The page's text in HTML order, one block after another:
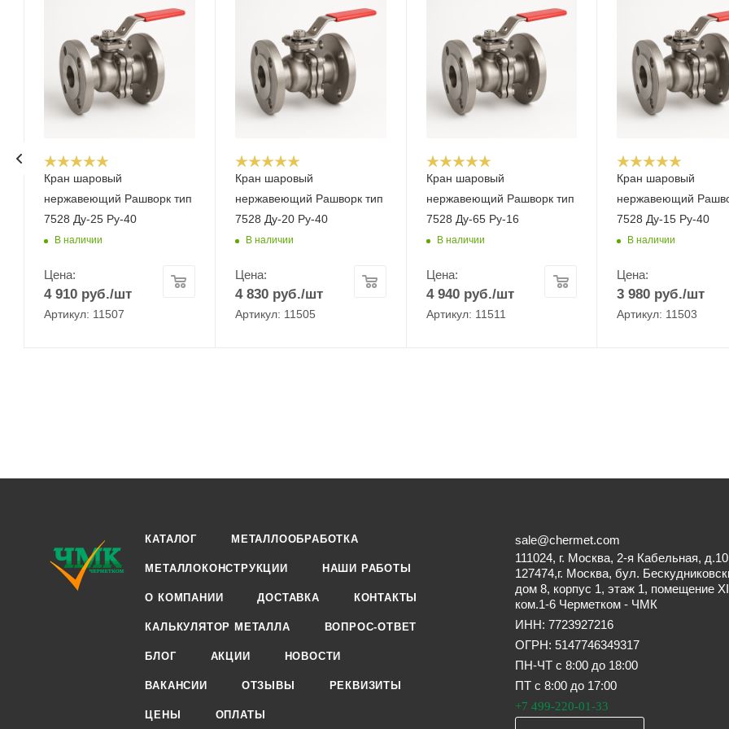
Кран шаровый
нержавеющий Рашворк тип
7528 Ду-25 Ру-40
В наличии
Цена:
4 910 руб./шт
Артикул: 11507
Кран шаровый
нержавеющий Рашворк тип
7528 Ду-20 Ру-40
В наличии
Цена:
4 830руб./шт
Артикул: 11505
Кран шаровый
нержавеющий Рашворк тип
7528 Ду-65 Ру-16
В наличии
Цена:
4 940руб./шт
Артикул: 11511
Кран шаровый
нержавеющий
7528 Ду-15 Ру-40
В наличии
Цена:
3 980 руб./шт
Артикул: 11503
КАТАЛОГ МЕТАЛЛООБРАБОТКА
МЕТАЛЛОКОНСТРУКЦИИ НАШИ РАБОТЫ
О КОМПАНИИ ДОСТАВКА КОНТАКТЫ
КАЛЬКУЛЯТОР МЕТАЛЛА ВОПРОС-ОТВЕТ
БЛОГ АКЦИИ НОВОСТИ
ВАКАНСИИ ОТЗЫВЫ РЕКВИЗИТЫ
ЦЕНЫ ОПЛАТЫ
sale@chermet.com
111024, г. Москва, 2-я Кабельная, д.10
127474,г. Москва, бул.
дом 8, корпус 1, этаж 1, помещение
ком.1-6 Черметком - ЧМК
ИНН: 7723927216
ОГРН: 5147746349317
ПН-ЧТ с 8:00 до 18:00
ПТ с 8:00 до 17:00
+7 499-220-01-33